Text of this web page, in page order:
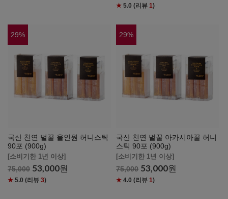
★ 5.0 (리뷰1)
29%
국산 천연 벌꿀 올인원 허니스틱
90포 (900g)
[소비기한 1년 이상]
75,000 53,000원
★ 5.0 (리뷰 3)
29%
국산 천연 벌꿀 아카시아꿀 허니
스틱 90포 (900g)
[소비기한 1년 이상]
75,000 53,000원
★ 4.0 (리뷰1)